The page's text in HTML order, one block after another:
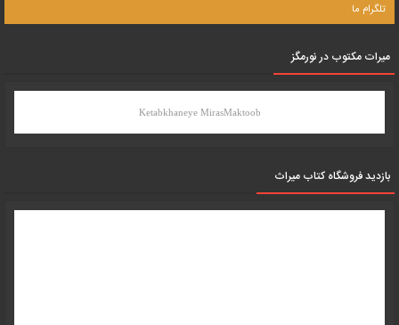
تلگرام ما
میرات مکتوب در نورمگز
Ketabkhaneye MirasMaktoob
بازدید فروشگاه کتاب میراث